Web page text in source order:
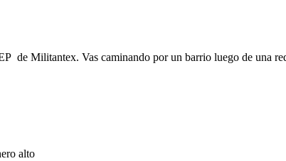
de Militantex. Vas caminando por un barrio luego de una
alto